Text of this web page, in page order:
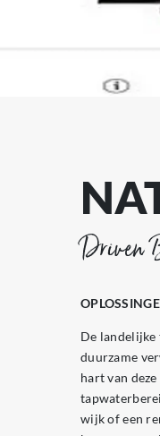
Driven
De landelijke
duurzame
hart van
wijk of een